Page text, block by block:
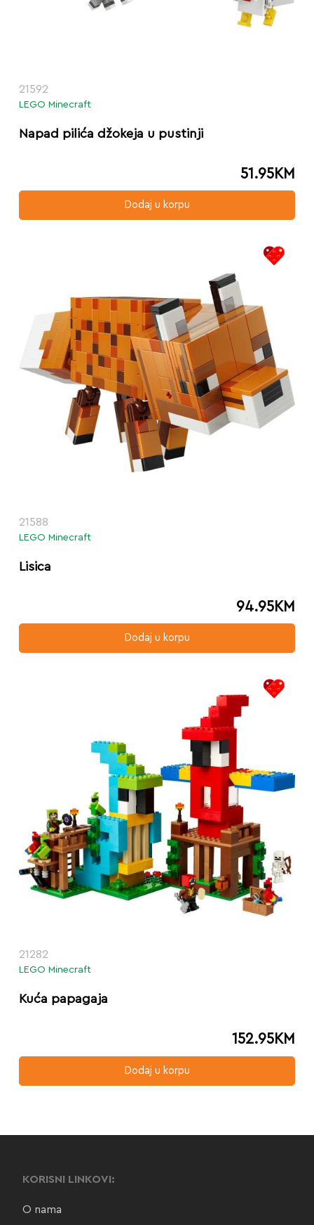
21592
LEGO Minecraft
Napad pilića džokeja u pustinji
51.95KM
Dodaj u korpu
21588
LEGO Minecraft
Lisica
94.95KM
Dodaj u korpu
21282
LEGO Minecraft
Kuća papagaja
152.95KM
Dodaj u korpu
KORISNI LINKOVI:
O nama